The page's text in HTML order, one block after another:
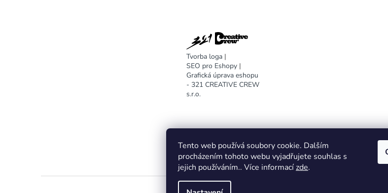
Tento web používá soubory cookie. Dalším
procházením tohoto webu vyjadřujete souhlas s
jejich používáním.. Více informacízde.
Tvorba loga |
SEO pro Eshopy |
Grafická úprava eshopu
- 321 CREATIVE CREW
s.r.o.
DARA design